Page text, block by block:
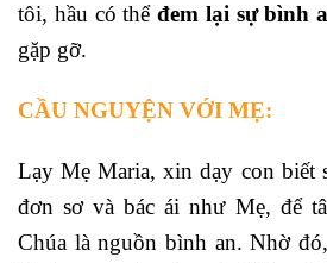
tôi, hầu có thể đem lại sự bình
gặp gỡ.
CẦU NGUYỆN VỚI MẸ:
Lạy Mẹ Maria, xin dạy con biết
đơn sơ và bác ái như Mẹ, để
Chúa là nguồn bình an. Nhờ